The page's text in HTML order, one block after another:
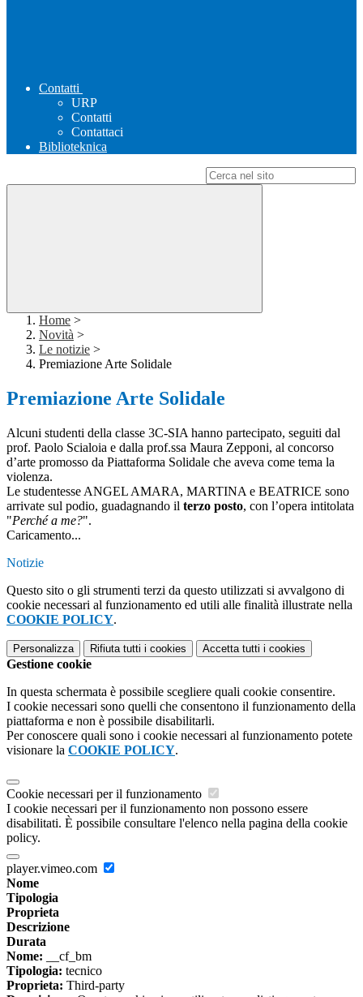
Contatti
URP
Contatti
Contattaci
Biblioteknica
Home >
Novità >
Le notizie >
Premiazione Arte Solidale
Premiazione Arte Solidale
Alcuni studenti della classe 3C-SIA hanno partecipato, seguiti dal
prof. Paolo Scialoia e dalla prof.ssa Maura Zepponi, al concorso
d’arte promosso da Piattaforma Solidale che aveva come tema la
violenza.
Le studentesse ANGEL AMARA, MARTINA e BEATRICE sono
arrivate sul podio, guadagnando il terzo posto, con l’opera intitolata
"Perché a me?".
Caricamento...
Notizie
Questo sito o gli strumenti terzi da questo utilizzati si avvalgono di
cookie necessari al funzionamento ed utili alle finalità illustrate nella
COOKIE POLICY.
Personalizza Rifiuta tutti i cookies Accetta tutti i cookies
Gestione cookie
In questa schermata è possibile scegliere quali cookie consentire.
I cookie necessari sono quelli che consentono il funzionamento della
piattaforma e non è possibile disabilitarli.
Per conoscere quali sono i cookie necessari al funzionamento potete
visionare la COOKIE POLICY.
Cookie necessari per il funzionamento
I cookie necessari per il funzionamento non possono essere
disabilitati. È possibile consultare l'elenco nella pagina della cookie
policy.
player.vimeo.com
Nome
Tipologia
Proprieta
Descrizione
Durata
Nome: __cf_bm
Tipologia: tecnico
Proprieta: Third-party